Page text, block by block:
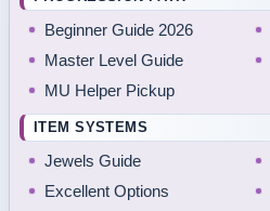
Beginner Guide 2026
Master Level Guide
MU Helper Pickup
ITEM SYSTEMS
Jewels Guide
Excellent Options